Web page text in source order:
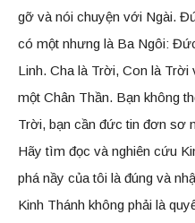
gỡ và nói chuyện với Ngài.
có một nhưng là Ba Ngôi:
Linh. Cha là Trời, Con là Trời
một Chân Thần. Bạn không
Trời, bạn cần đức tin đơn sơ
Hãy tìm đọc và nghiên cứu
phá nầy của tôi là đúng và
Kinh Thánh không phải là